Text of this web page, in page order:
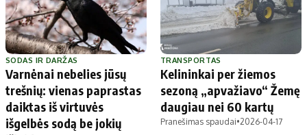
SODAS IR DARŽAS
Varnėnai nebelies jūsų
trešnių: vienas paprastas
daiktas iš virtuvės
išgelbės sodą be jokių
TRANSPORTAS
Kelininkai per žiemos
sezoną „apvažiavo“ Žemę
daugiau nei 60 kartų
Pranešimas spaudai•2026-04-17